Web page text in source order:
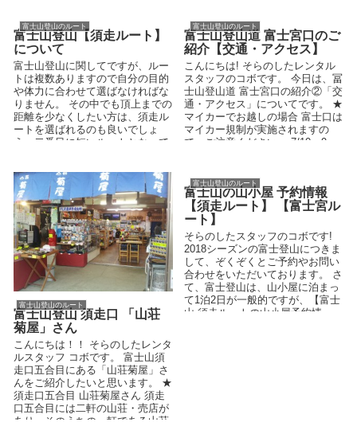
富士山登山のルート
富士山登山【須走ルート】
について
富士山登山に関してですが、ルー
トは複数ありますので自分の目的
や体力に合わせて選ばなければな
りません。 その中でも頂上までの
距離を少なくしたい方は、須走ル
ートを選ばれるのも良いでしょ
う。二番目に短いルートとなって
富士山登山のルート
富士山登山道 富士宮口のご
紹介【交通・アクセス】
こんにちは! そらのしたレンタル
スタッフのコボです。 今日は、冨
士山登山道 富士宮口の紹介②「交
通・アクセス」についてです。 ★
マイカーでお越しの場合 富士口は
マイカー規制が実施されますの
で、ご注意ください。 7/10～9...
富士山登山のルート
富士山登山 須走口 「山荘
菊屋」さん
こんにちは！！ そらのしたレンタ
ルスタッフ コボです。 富士山須
走口五合目にある「山荘菊屋」さ
んをご紹介したいと思います。 ★
須走口五合目 山荘菊屋さん 須走
口五合目には二軒の山荘・売店が
あり、そのうちの一軒である山荘
富士山登山のルート
富士山の山小屋 予約情報
【須走ルート】 【富士宮ル
ート】
そらのしたスタッフのコボです!
2018シーズンの富士登山につきま
して、ぞくぞくとご予約やお問い
合わせをいただいております。 さ
て、富士登山は、山小屋に泊まっ
て1泊2日が一般的ですが、【富士
山 須走ルートの山小屋予約情